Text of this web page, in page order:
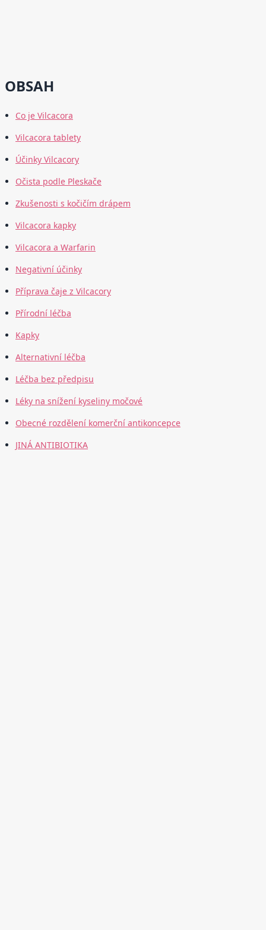
OBSAH
Co je Vilcacora
Vilcacora tablety
Účinky Vilcacory
Očista podle Pleskače
Zkušenosti s kočičím drápem
Vilcacora kapky
Vilcacora a Warfarin
Negativní účinky
Příprava čaje z Vilcacory
Přírodní léčba
Kapky
Alternativní léčba
Léčba bez předpisu
Léky na snížení kyseliny močové
Obecné rozdělení komerční antikoncepce
JINÁ ANTIBIOTIKA